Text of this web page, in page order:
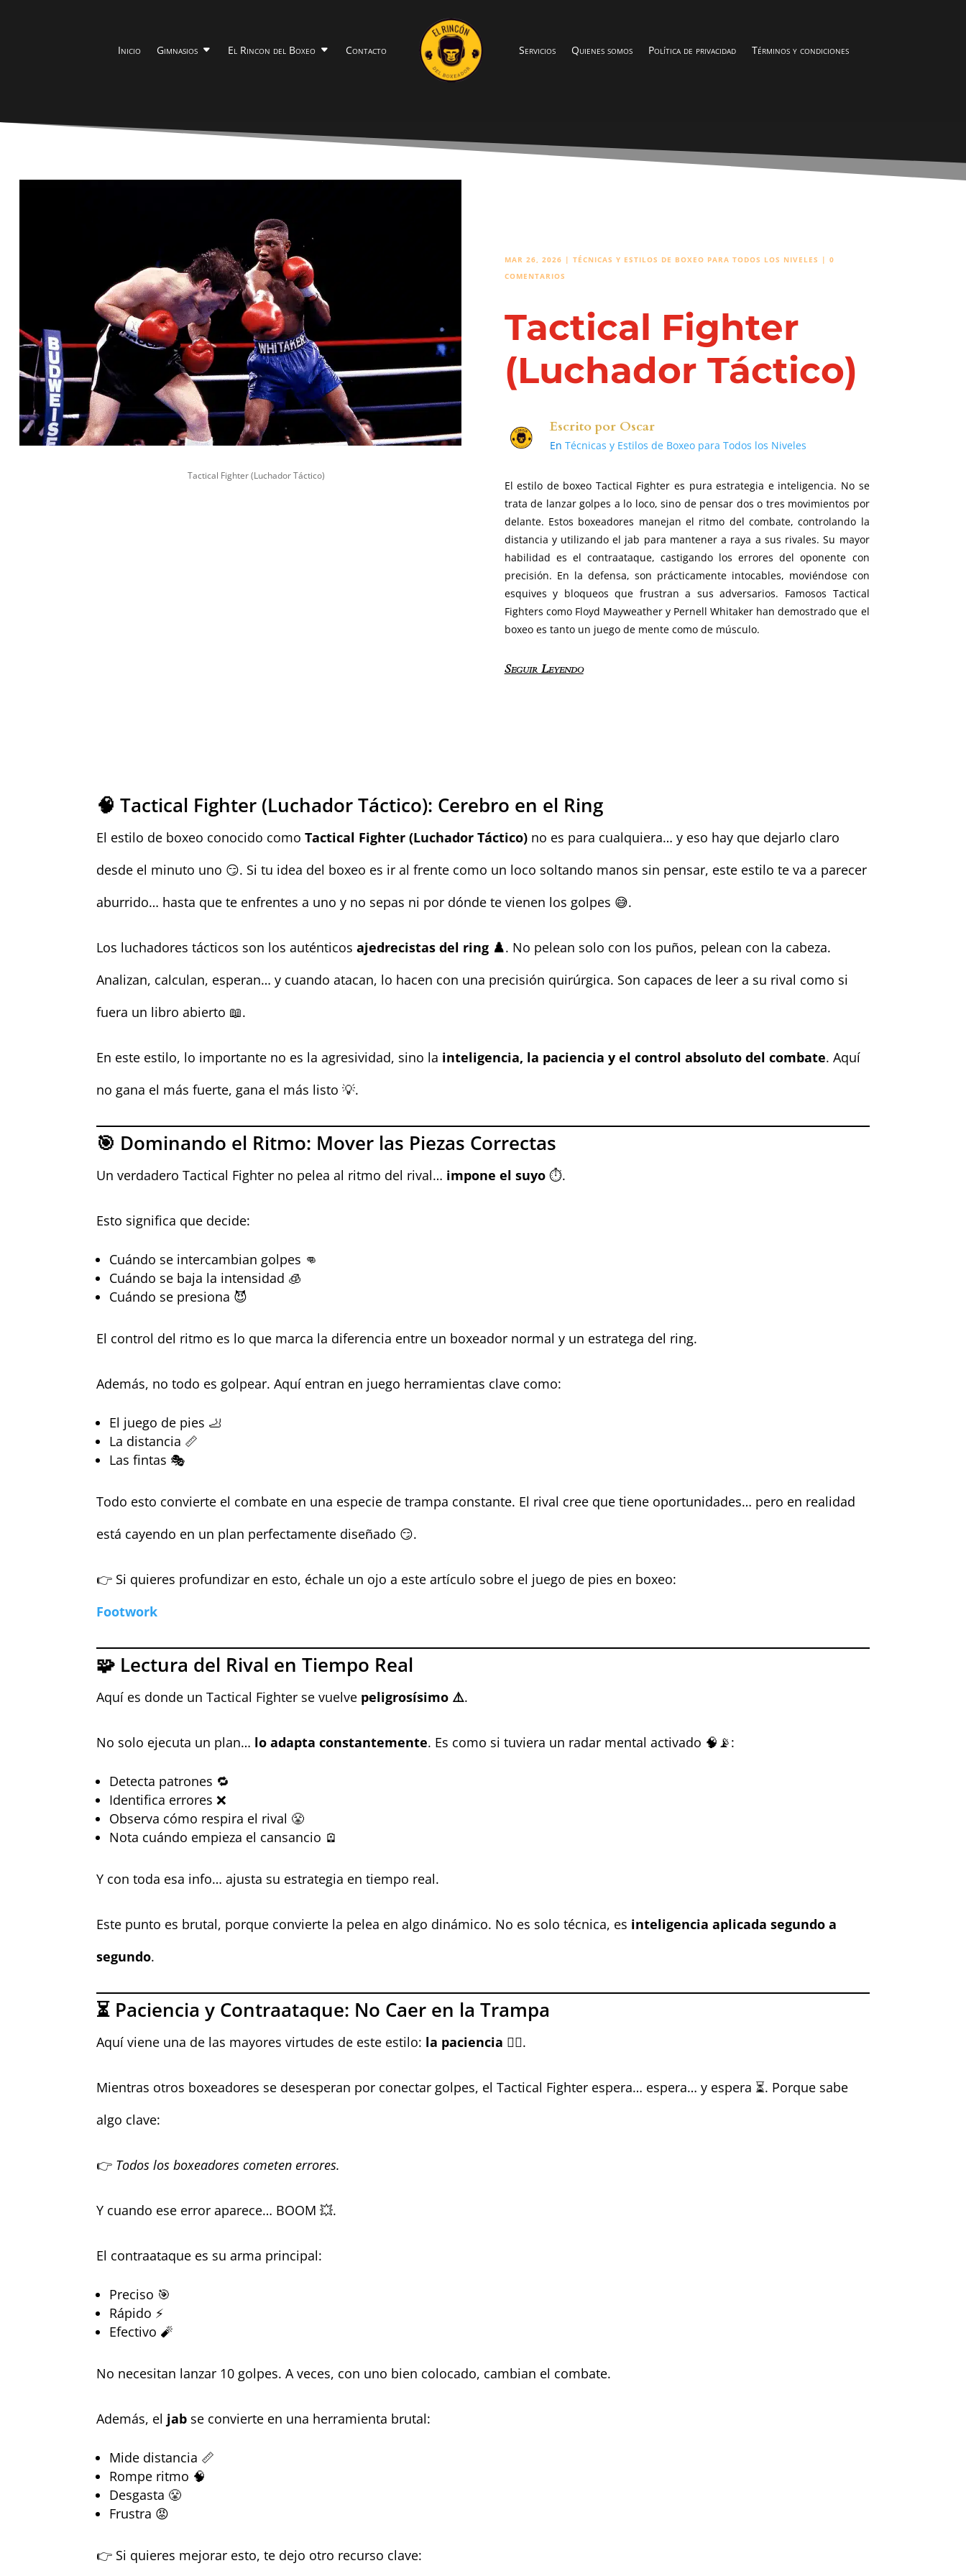
Inicio Gimnasios El Rincon del Boxeo Contacto Servicios Quienes somos Política de privacidad Términos y condiciones
Tactical Fighter (Luchador Táctico)
MAR 26, 2026 | TÉCNICAS Y ESTILOS DE BOXEO PARA TODOS LOS NIVELES | 0
COMENTARIOS
Tactical Fighter
(Luchador Táctico)
Escrito por Oscar
En Técnicas y Estilos de Boxeo para Todos los Niveles
El estilo de boxeo Tactical Fighter es pura estrategia e inteligencia. No se
trata de lanzar golpes a lo loco, sino de pensar dos o tres movimientos por
delante. Estos boxeadores manejan el ritmo del combate, controlando la
distancia y utilizando el jab para mantener a raya a sus rivales. Su mayor
habilidad es el contraataque, castigando los errores del oponente con
precisión. En la defensa, son prácticamente intocables, moviéndose con
esquives y bloqueos que frustran a sus adversarios. Famosos Tactical
Fighters como Floyd Mayweather y Pernell Whitaker han demostrado que el
boxeo es tanto un juego de mente como de músculo.
Seguir Leyendo
🧠 Tactical Fighter (Luchador Táctico): Cerebro en el Ring
El estilo de boxeo conocido comoTactical Fighter (Luchador Táctico) no es para cualquiera… y eso hay que dejarlo claro
desde el minuto uno 😏. Si tu idea del boxeo es ir al frente como un loco soltando manos sin pensar, este estilo te va a parecer
aburrido… hasta que te enfrentes a uno y no sepas ni por dónde te vienen los golpes 😅.
Los luchadores tácticos son los auténticosajedrecistas del ring ♟️. No pelean solo con los puños, pelean con la cabeza.
Analizan, calculan, esperan… y cuando atacan, lo hacen con una precisión quirúrgica. Son capaces de leer a su rival como si
fuera un libro abierto 📖.
En este estilo, lo importante no es la agresividad, sino la inteligencia, la paciencia y el control absoluto del combate. Aquí
no gana el más fuerte, gana el más listo 💡.
🎯 Dominando el Ritmo: Mover las Piezas Correctas
Un verdadero Tactical Fighter no pelea al ritmo del rival… impone el suyo ⏱️.
Esto significa que decide:
Cuándo se intercambian golpes 👊
Cuándo se baja la intensidad 🧊
Cuándo se presiona 😈
El control del ritmo es lo que marca la diferencia entre un boxeador normal y un estratega del ring.
Además, no todo es golpear. Aquí entran en juego herramientas clave como:
El juego de pies 🦶
La distancia 📏
Las fintas 🎭
Todo esto convierte el combate en una especie de trampa constante. El rival cree que tiene oportunidades… pero en realidad
está cayendo en un plan perfectamente diseñado 😏.
👉 Si quieres profundizar en esto, échale un ojo a este artículo sobre el juego de pies en boxeo:
Footwork
🧩 Lectura del Rival en Tiempo Real
Aquí es donde un Tactical Fighter se vuelve peligrosísimo ⚠️.
No solo ejecuta un plan… lo adapta constantemente. Es como si tuviera un radar mental activado 🧠📡:
Detecta patrones 🔁
Identifica errores ❌
Observa cómo respira el rival 😤
Nota cuándo empieza el cansancio 🪫
Y con toda esa info… ajusta su estrategia en tiempo real.
Este punto es brutal, porque convierte la pelea en algo dinámico. No es solo técnica, es inteligencia aplicada segundo a
segundo.
⏳ Paciencia y Contraataque: No Caer en la Trampa
Aquí viene una de las mayores virtudes de este estilo: la paciencia 🧘‍♂️.
Mientras otros boxeadores se desesperan por conectar golpes, el Tactical Fighter espera… espera… y espera ⏳. Porque sabe
algo clave:
👉 Todos los boxeadores cometen errores.
Y cuando ese error aparece… BOOM 💥.
El contraataque es su arma principal:
Preciso 🎯
Rápido ⚡
Efectivo 🧨
No necesitan lanzar 10 golpes. A veces, con uno bien colocado, cambian el combate.
Además, el jab se convierte en una herramienta brutal:
Mide distancia 📏
Rompe ritmo 🧠
Desgasta 😤
Frustra 😡
👉 Si quieres mejorar esto, te dejo otro recurso clave: